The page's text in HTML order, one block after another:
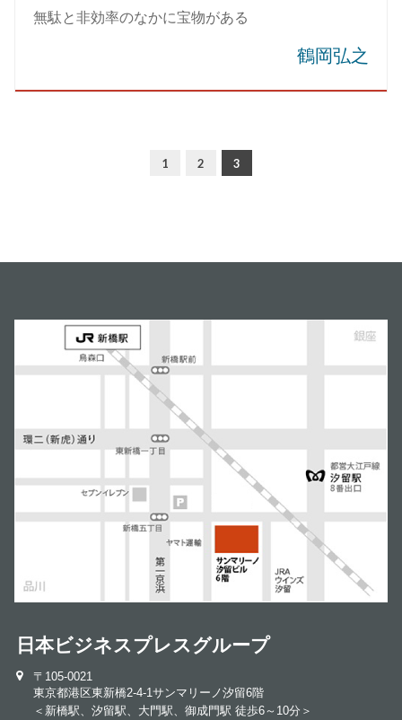
無駄と非効率のなかに宝物がある
鶴岡弘之
1 2 3
日本ビジネスプレスグループ
〒105-0021
東京都港区東新橋2-4-1サンマリーノ汐留6階
＜新橋駅、汐留駅、大門駅、御成門駅 徒歩6～10分＞